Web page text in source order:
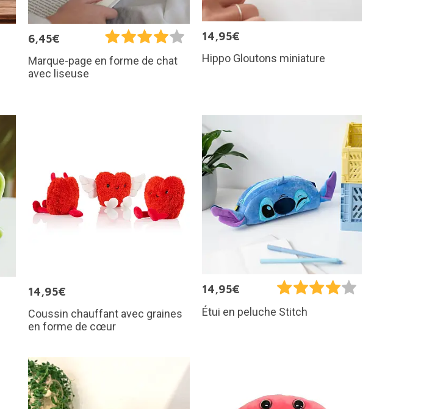
6,45€
Marque-page en forme de chat
avec liseuse
14,95€
Hippo Gloutons miniature
14,95€
Coussin chauffant avec graines
en forme de cœur
14,95€
Étui en peluche Stitch